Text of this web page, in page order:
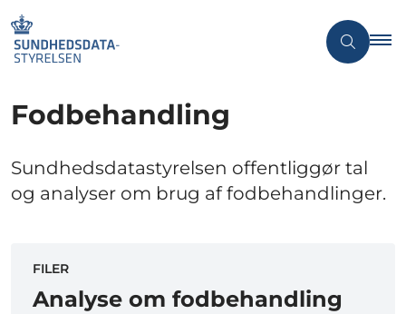
Fodbehandling
Sundhedsdatastyrelsen offentliggør tal
og analyser om brug af fodbehandlinger.
FILER
Analyse om fodbehandling